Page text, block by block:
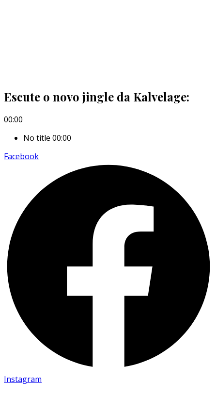
Escute o novo jingle da Kalvelage:
00:00
No title 00:00
Facebook
Instagram